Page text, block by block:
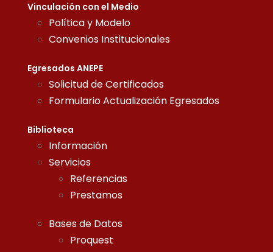
Vinculación con el Medio
Política y Modelo
Convenios Institucionales
Egresados ANEPE
Solicitud de Certificados
Formulario Actualización Egresados
Biblioteca
Información
Servicios
Referencias
Prestamos
Bases de Datos
Proquest